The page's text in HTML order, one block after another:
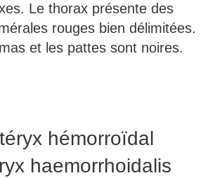
Le thorax présente des
rouges bien délimitées.
et les pattes sont noires.
hémorroïdal
haemorrhoidalis